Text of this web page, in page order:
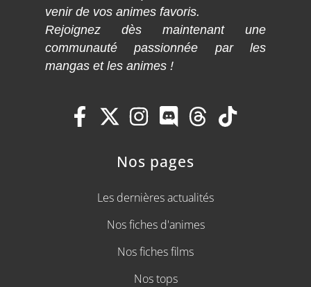
venir de vos animes favoris.
Rejoignez dès maintenant une
communauté passionnée par les
mangas et les animes !
Nos pages
Les dernières actualités
Nos fiches d'animes
Nos fiches films
Nos tops